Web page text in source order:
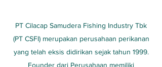
PT Cilacap Samudera Fishing Industry Tbk
(PT CSFI) merupakan perusahaan perikanan
yang telah eksis didirikan sejak tahun 1999.
Founder dari Perusahaan memiliki